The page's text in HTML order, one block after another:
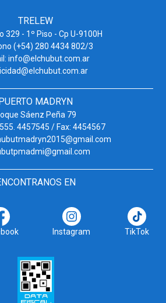
TRELEW
329 - 1º Piso - Cp U-9100H
(+54) 280 4434 802/3
info@elchubut.com.ar
PUERTO MADRYN
Sáenz Peña 79
4457545 / Fax: 4454567
EN
Instagram TikTok